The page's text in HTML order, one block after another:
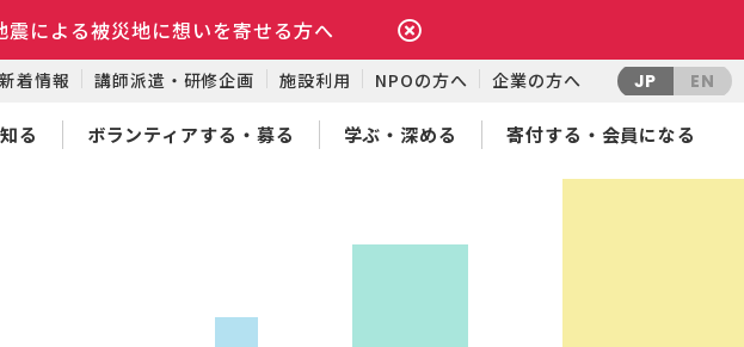
震による被災地に想いを寄せる方へ
新着情報 講師派遣・研修企画 施設利用 NPOの方へ 企業の方へ JP EN
る ボランティアする・募る 学ぶ・深める 寄付する・会員になる